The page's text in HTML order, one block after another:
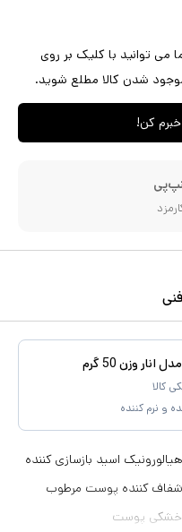
می توانید با کلیک بر روی
شدن کالا مطلع شوید.
کن!
وزن 50 گرم
کالا
و نرم کننده
اسید بازسازی کننده
کننده پوست مرطوب
خشکی پوست